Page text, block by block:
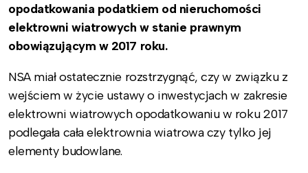
opodatkowania podatkiem od nieruchomości
elektrowni wiatrowych w stanie prawnym
obowiązującym w 2017 roku.
NSA miał ostatecznie rozstrzygnąć, czy w związku z
wejściem w życie ustawy o inwestycjach w zakresie
elektrowni wiatrowych opodatkowaniu w roku 2017
podlegała cała elektrownia wiatrowa czy tylko jej
elementy budowlane.